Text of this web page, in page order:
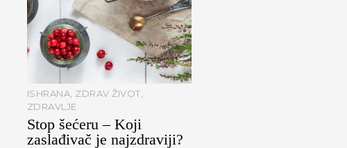
ISHRANA, ZDRAV ŽIVOT,
ZDRAVLJE
Stop šećeru – Koji
zaslađivač je najzdraviji?